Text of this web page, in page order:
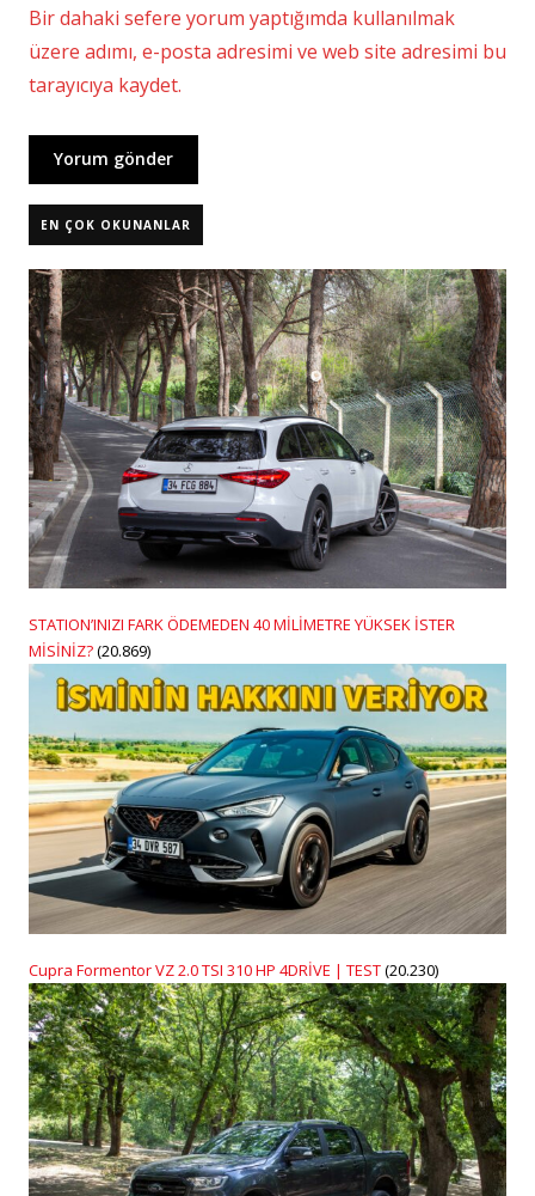
Bir dahaki sefere yorum yaptığımda kullanılmak
üzere adımı, e-posta adresimi ve web site adresimi bu
tarayıcıya kaydet.
EN ÇOK OKUNANLAR
STATION’INIZI FARK ÖDEMEDEN 40 MİLİMETRE YÜKSEK İSTER
MİSİNİZ?(20.869)
Cupra Formentor VZ 2.0 TSI 310 HP 4DRİVE | TEST(20.230)